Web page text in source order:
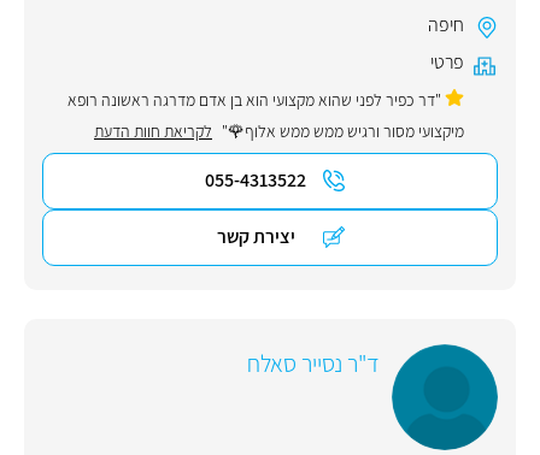
חיפה
פרטי
"דר כפיר לפני שהוא מקצועי הוא בן אדם מדרגה ראשונה רופא
מיקצועי מסור ורגיש ממש ממש אלוף🌹" לקריאת חוות הדעת
055-4313522
יצירת קשר
ד"ר נסייר סאלח